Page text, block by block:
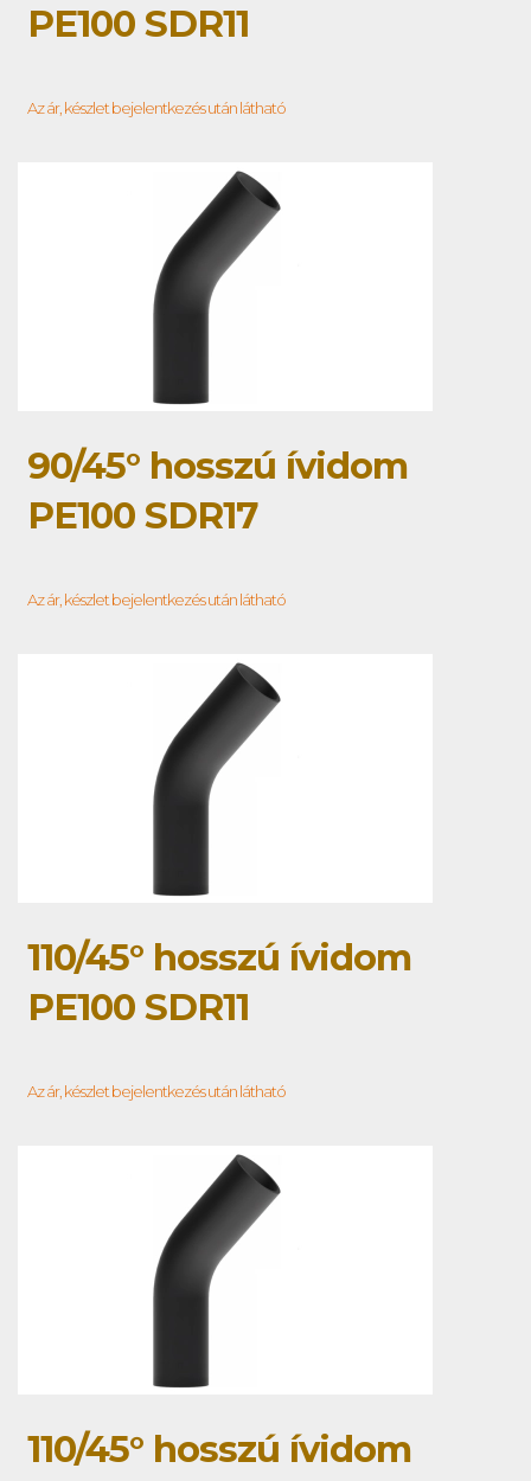
PE100 SDR11
Az ár, készlet bejelentkezés után látható
90/45° hosszú ívidom
PE100 SDR17
Az ár, készlet bejelentkezés után látható
110/45° hosszú ívidom
PE100 SDR11
Az ár, készlet bejelentkezés után látható
110/45° hosszú ívidom